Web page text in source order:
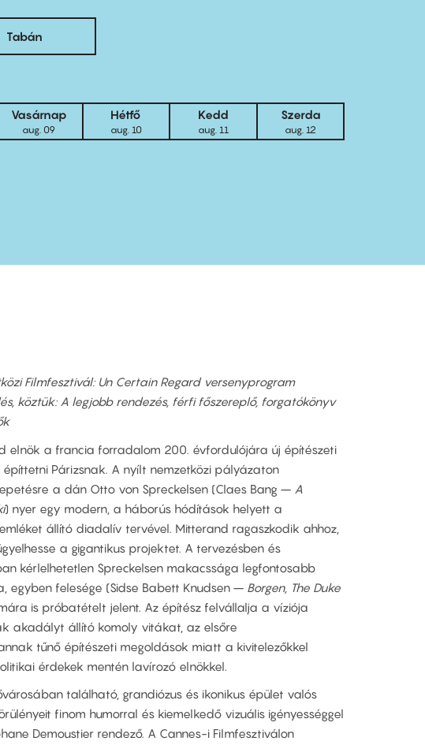
Tabán
Vasárnap
aug. 09
Hétfő
aug. 10
Kedd
aug. 11
Szerda
aug. 12
Filmfesztivál: Un Certain Regard versenyprogram
köztük: A legjobb rendezés, férfi főszereplő, forgatókönyv
elnök a francia forradalom 200. évfordulójára új építészeti
Párizsnak. A nyílt nemzetközi pályázaton
a dán Otto von Spreckelsen (Claes Bang – A
) nyer egy modern, a háborús hódítások helyett a
állító diadalív tervével. Mitterand ragaszkodik ahhoz,
a gigantikus projektet. A tervezésben és
kérlelhetetlen Spreckelsen makacssága legfontosabb
egyben felesége (Sidse Babett Knudsen – Borgen, The Duke
is próbatételt jelent. Az építész felvállalja a víziója
akadályt állító komoly vitákat, az elsőre
tűnő építészeti megoldások miatt a kivitelezőkkel
érdekek mentén lavírozó elnökkel.
található, grandiózus és ikonikus épület valós
finom humorral és kiemelkedő vizuális igényességgel
Demoustier rendező. A Cannes-i Filmfesztiválon